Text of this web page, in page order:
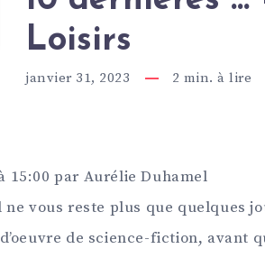
Loisirs
janvier 31, 2023 2 min. à lire
15:00 par Aurélie Duhamel
vous reste plus que quelques
de science-fiction, avant